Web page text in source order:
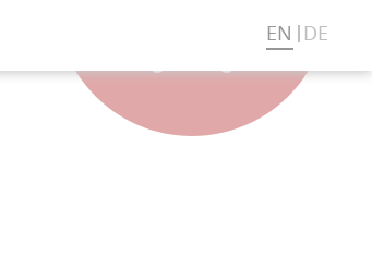
EN DE